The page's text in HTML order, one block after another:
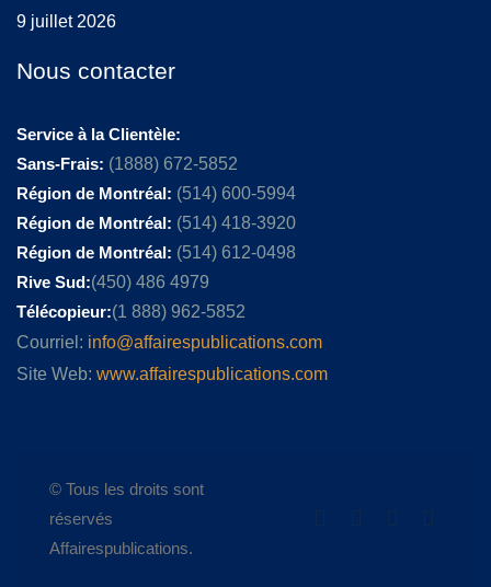
9 juillet 2026
Nous contacter
Service à la Clientèle:
Sans-Frais: (1888) 672-5852
Région de Montréal: (514) 600-5994
Région de Montréal: (514) 418-3920
Région de Montréal: (514) 612-0498
Rive Sud:(450) 486 4979
Télécopieur:(1 888) 962-5852
Courriel: info@affairespublications.com
Site Web: www.affairespublications.com
© Tous les droits sont
réservés
Affairespublications.